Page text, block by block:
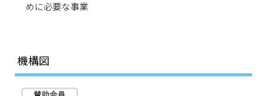
めに必要な事業
機構図